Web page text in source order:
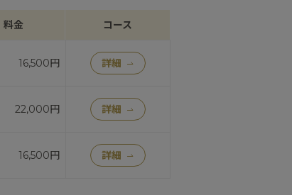
料金 コース
16,500円 詳細
22,000円 詳細
16,500円 詳細